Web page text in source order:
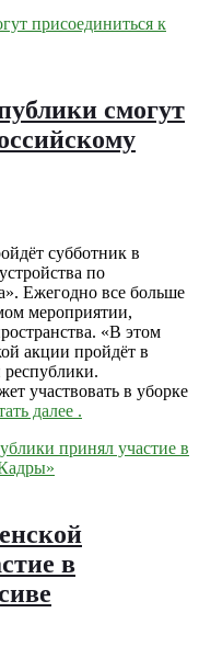
смогут
субботник в
по
Ежегодно все больше
мероприятии,
«В этом
акции пройдёт в
участвовать в уборке
далее .
в